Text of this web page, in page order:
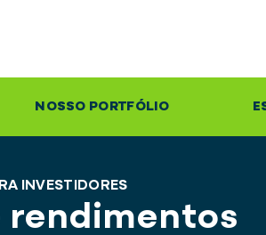
NOSSO PORTFÓLIO
rendimentos
INVESTIDORES